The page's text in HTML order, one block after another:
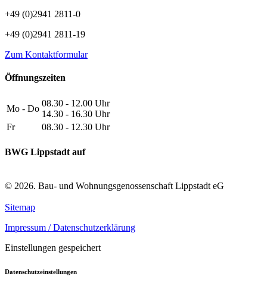
+49 (0)2941 2811-0
+49 (0)2941 2811-19
Zum Kontaktformular
Öffnungszeiten
Mo - Do
08.30 - 12.00 Uhr
14.30 - 16.30 Uhr
Fr
08.30 - 12.30 Uhr
BWG Lippstadt auf
© 2026. Bau- und Wohnungsgenossenschaft Lippstadt eG
Sitemap
Impressum / Datenschutzerklärung
Einstellungen gespeichert
Datenschutzeinstellungen